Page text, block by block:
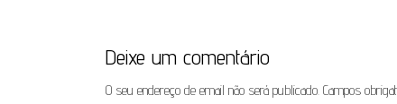
Deixe um comentário
O seu endereço de email não será publicado. Campos